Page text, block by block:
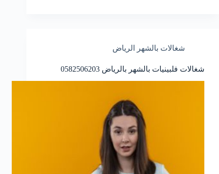
شغالات بالشهر الرياض
شغالات فلبينيات بالشهر بالرياض 0582506203